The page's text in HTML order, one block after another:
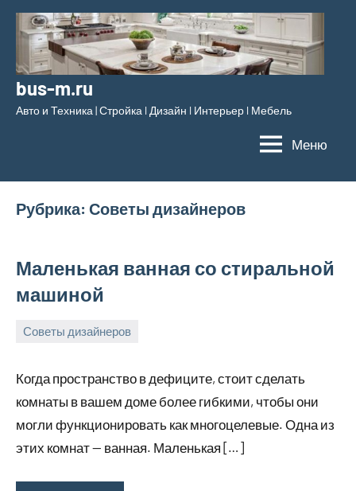
Перейти
содержимому
bus-m.ru
Авто и Техника | Стройка l Дизайн l Интерьер l Мебель
Меню
Рубрика: Советы дизайнеров
Маленькая ванная со стиральной
машиной
Советы дизайнеров
2022
Когда пространство в дефиците, стоит сделать
комнаты в вашем доме более гибкими, чтобы они
могли функционировать как многоцелевые. Одна из
этих комнат — ванная. Маленькая […]